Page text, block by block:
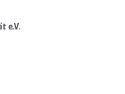
e.V.